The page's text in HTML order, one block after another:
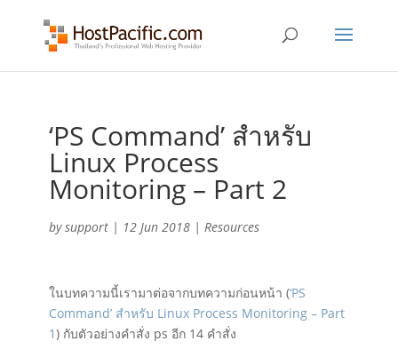
‘PS Command’ สำหรับ
Linux Process
Monitoring – Part 2
bysupport| 12 Jun 2018| Resources
ในบทความนี้เรามาต่อจากบทความก่อนหน้า (‘PS
Command’ สำหรับ Linux Process Monitoring – Part
1) กับตัวอย่างคำสั่ง ps อีก 14 คำสั่ง